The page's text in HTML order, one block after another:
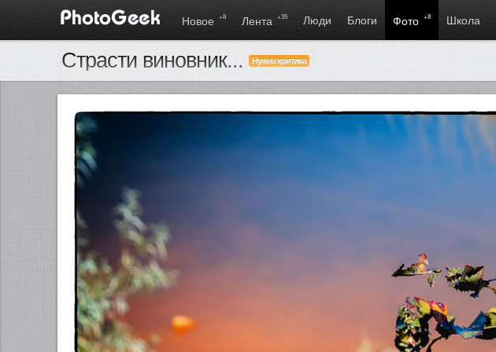
Новое +8 Лента +35 Люди Блоги Фото +8 Школа
Страсти виновник... Нужна критика